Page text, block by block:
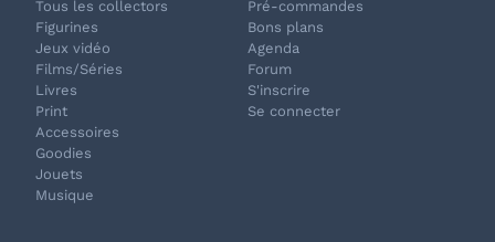
Tous les collectors
Figurines
Jeux vidéo
Films/Séries
Livres
Print
Accessoires
Goodies
Jouets
Musique
Pré-commandes
Bons plans
Agenda
Forum
S'inscrire
Se connecter